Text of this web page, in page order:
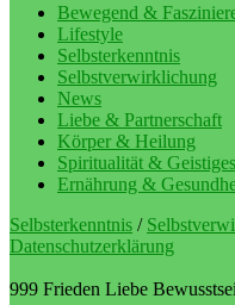
Bewegend &
Lifestyle
Selbsterkenntnis
Selbstverwirklichung
News
Liebe & Partnerschaft
Körper & Heilung
Spiritualität & Geistiges
Ernährung &
Selbsterkenntnis /
Datenschutzerklärung
999 Frieden Liebe